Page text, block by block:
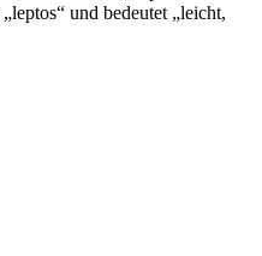
und bedeutet „leicht,